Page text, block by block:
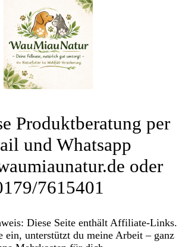
Produktberatung per
und Whatsapp
oder
7615401
Diese Seite enthält Affiliate-Links.
ein, unterstützt du meine Arbeit – ganz